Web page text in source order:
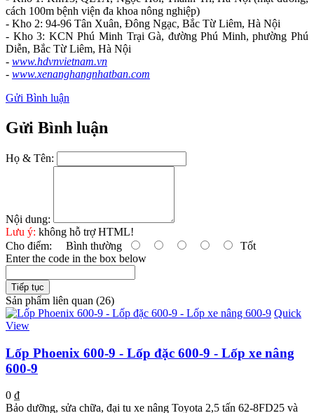
cách 100m bệnh viện đa khoa nông nghiệp)
- Kho 2: 94-96 Tân Xuân, Đông Ngạc, Bắc Từ Liêm, Hà Nội
- Kho 3: KCN Phú Minh Trại Gà, đường Phú Minh, phường Phú
Diễn, Bắc Từ Liêm, Hà Nội
- www.hdvnvietnam.vn
- www.xenanghangnhatban.com
Gửi Bình luận
Gửi Bình luận
Họ & Tên:
Nội dung:
Lưu ý: không hỗ trợ HTML!
Cho điểm: Bình thường
Tốt
Enter the code in the box below
Tiếp tục
Sản phẩm liên quan (26)
Quick
View
Lốp Phoenix 600-9 - Lốp đặc 600-9 - Lốp xe nâng
600-9
0 ₫
Bảo dưỡng, sửa chữa, đại tu xe nâng Toyota 2,5 tấn 62-8FD25 và